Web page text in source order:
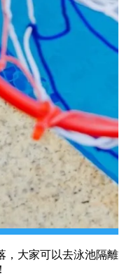
，大家可以去泳池隔離